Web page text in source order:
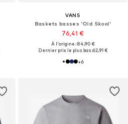
VANS
Baskets basses 'Old Skool'
76,41 €
À l'origine : 84,90 €
Dernier prix le plus bas :62,91 €
+6